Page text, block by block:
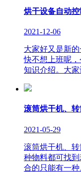
烘干设备自动
2021-12-06
大家好又是新
快不想上班呢
知识介绍。大
滚筒烘干机、
2021-05-29
滚筒烘干机、
种物料都可找
合的只能有一种